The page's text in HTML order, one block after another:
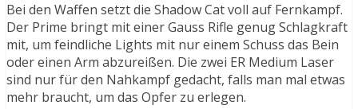
Bei den Waffen setzt die Shadow Cat voll auf Fernkampf.
Der Prime bringt mit einer Gauss Rifle genug Schlagkraft
mit, um feindliche Lights mit nur einem Schuss das Bein
oder einen Arm abzureißen. Die zwei ER Medium Laser
sind nur für den Nahkampf gedacht, falls man mal etwas
mehr braucht, um das Opfer zu erlegen.